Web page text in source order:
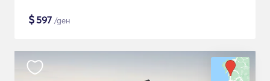
$597 /ден